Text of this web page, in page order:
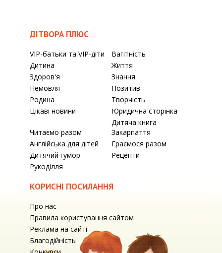
ДІТВОРА ПЛЮС
VIP-батьки та VIP-діти
Вагітність
Дитина
Життя
Здоров'я
Знання
Немовля
Позитив
Родина
Творчість
Цікаві новини
Юридична сторінка
Читаємо разом
Дитяча книга
Закарпаття
Англійська для дітей
Граємося разом
Дитячий гумор
Рецепти
Рукоділля
КОРИСНІ ПОСИЛАННЯ
Про нас
Правила користування сайтом
Реклама на сайті
Благодійність